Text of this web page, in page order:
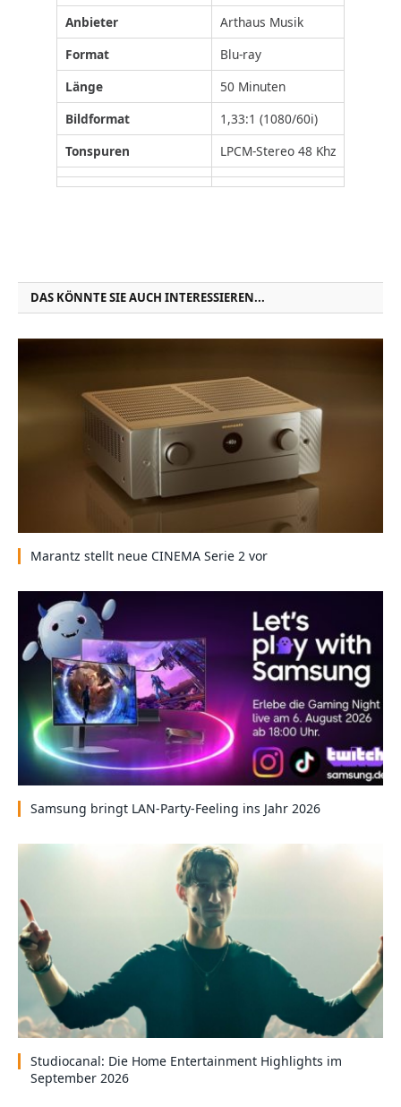
Anbieter
Arthaus Musik
Format
Blu-ray
Länge
50 Minuten
Bildformat
1,33:1 (1080/60i)
Tonspuren
LPCM-Stereo 48 Khz
DAS KÖNNTE SIE AUCH INTERESSIEREN...
Marantz stellt neue CINEMA Serie 2 vor
Samsung bringt LAN-Party-Feeling ins Jahr 2026
Studiocanal: Die Home Entertainment Highlights im
September 2026